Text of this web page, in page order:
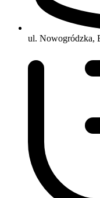
ul. Nowogródzka,